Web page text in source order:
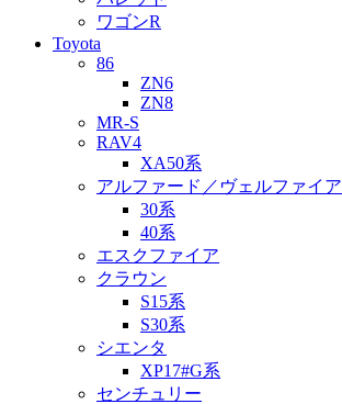
ワゴンR
Toyota
86
ZN6
ZN8
MR-S
RAV4
XA50系
アルファード／ヴェルファイア
30系
40系
エスクファイア
クラウン
S15系
S30系
シエンタ
XP17#G系
センチュリー